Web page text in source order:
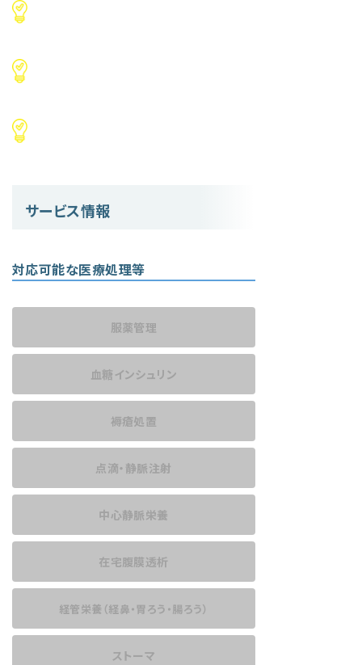
サービス情報
対応可能な医療処理等
服薬管理
血糖インシュリン
褥瘡処置
点滴・静脈注射
中心静脈栄養
在宅腹膜透析
経管栄養 （経鼻・胃ろう・腸ろう）
ストーマ